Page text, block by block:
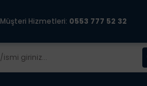
Müşteri Hizmetleri: 0553 777 52 32